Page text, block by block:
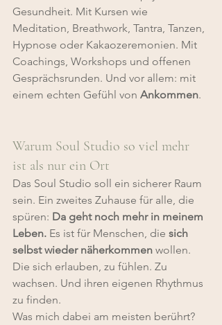
Gesundheit. Mit Kursen wie
Meditation, Breathwork, Tantra, Tanzen,
Hypnose oder Kakaozeremonien. Mit
Coachings, Workshops und offenen
Gesprächsrunden. Und vor allem: mit
einem echten Gefühl von Ankommen.
Warum Soul Studio so viel mehr
ist als nur ein Ort
Das Soul Studio soll ein sicherer Raum
sein. Ein zweites Zuhause für alle, die
spüren: Da geht noch mehr in meinem
Leben. Es ist für Menschen, die sich
selbst wieder näherkommen wollen.
Die sich erlauben, zu fühlen. Zu
wachsen. Und ihren eigenen Rhythmus
zu finden.
Was mich dabei am meisten berührt?